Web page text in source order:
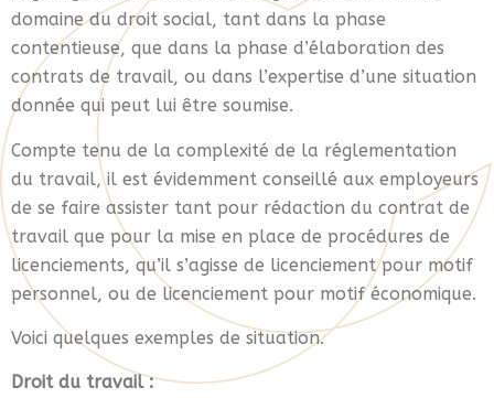
domaine du droit social, tant dans la phase
contentieuse, que dans la phase d’élaboration des
contrats de travail, ou dans l’expertise d’une situation
donnée qui peut lui être soumise.
Compte tenu de la complexité de la réglementation
du travail, il est évidemment conseillé aux employeurs
de se faire assister tant pour rédaction du contrat de
travail que pour la mise en place de procédures de
licenciements, qu’il s’agisse de licenciement pour motif
personnel, ou de licenciement pour motif économique.
Voici quelques exemples de situation.
Droit du travail :